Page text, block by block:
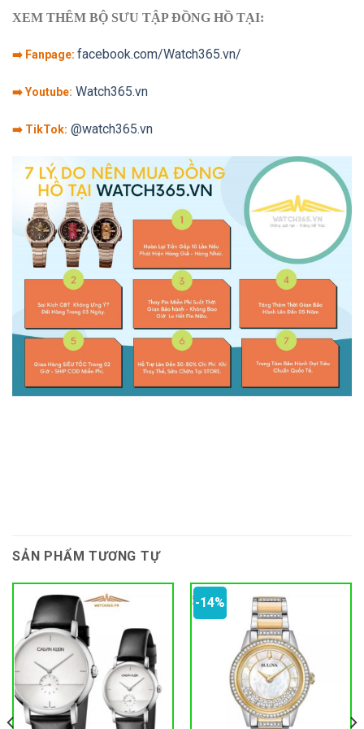
XEM THÊM BỘ SƯU TẬP ĐỒNG HỒ TẠI:
➡️ Fanpage: facebook.com/Watch365.vn/
➡️ Youtube: Watch365.vn
➡️ TikTok: @watch365.vn
SẢN PHẨM TƯƠNG TỰ
-14%